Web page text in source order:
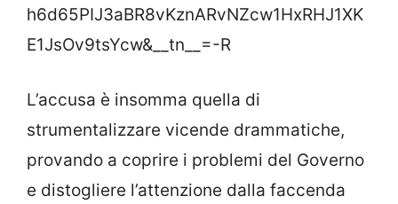
h6d65PIJ3aBR8vKznARvNZcw1HxRHJ1XK
E1JsOv9tsYcw&__tn__=-R
L’accusa è insomma quella di
strumentalizzare vicende drammatiche,
provando a coprire i problemi del Governo
e distogliere l’attenzione dalla faccenda